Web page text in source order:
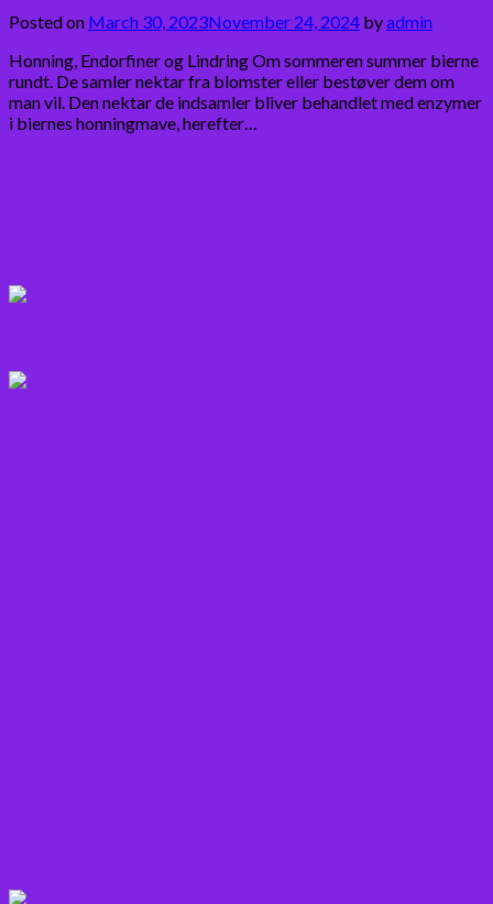
Posted on March 30, 2023November 24, 2024 byadmin
Honning, Endorfiner og Lindring Om sommeren summer bierne
rundt. De samler nektar fra blomster eller bestøver dem om
man vil. Den nektar de indsamler bliver behandlet med enzymer
i biernes honningmave, herefter…